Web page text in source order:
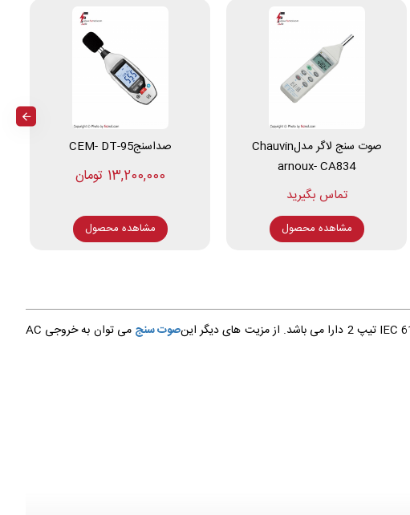
صوت سنج لاگر مدلChauvin
arnoux- CA834
مشاهده محصول
صداسنجCEM- DT-95
13,200,000 تومان
مشاهده محصول
صوت سنج
می توان به خروجی AC